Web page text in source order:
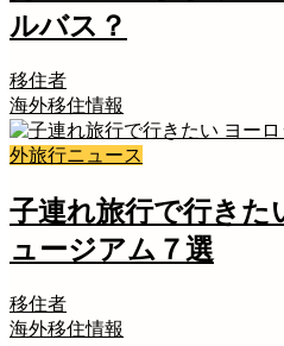
ルバス？
移住者
海外移住情報
外旅行ニュース
子連れ旅行で行きた
ュージアム７選
移住者
海外移住情報